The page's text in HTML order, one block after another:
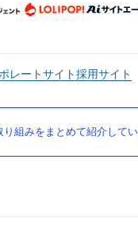
レートサイト採用サイト
組みをまとめて紹介してい